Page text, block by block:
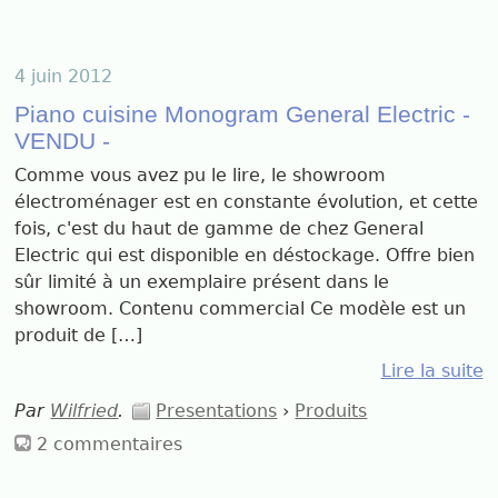
4 juin 2012
Piano cuisine Monogram General Electric -
VENDU -
Comme vous avez pu le lire, le showroom
électroménager est en constante évolution, et cette
fois, c'est du haut de gamme de chez General
Electric qui est disponible en déstockage. Offre bien
sûr limité à un exemplaire présent dans le
showroom. Contenu commercial Ce modèle est un
produit de […]
Lire la suite
Par Wilfried. Presentations › Produits
2 commentaires